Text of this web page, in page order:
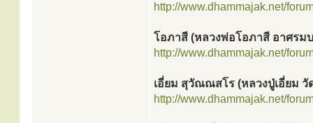
http://www.dhammajak.net/
โอภาสี (หลวงพ่อโอภาสี อาศรม
http://www.dhammajak.net/
เอี่ยม สุวัณณสโร (หลวงปู่เอี่ยม วั
http://www.dhammajak.net/